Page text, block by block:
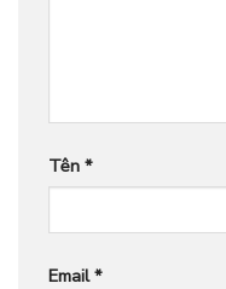
Tên *
Email*